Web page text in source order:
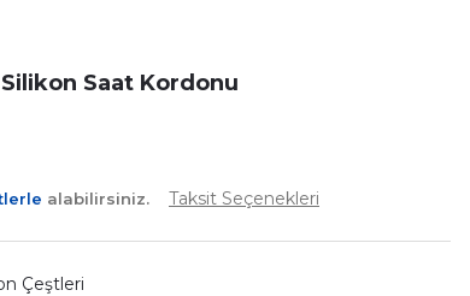
Saat Kordonu
alabilirsiniz. Taksit Seçenekleri
Çeştleri